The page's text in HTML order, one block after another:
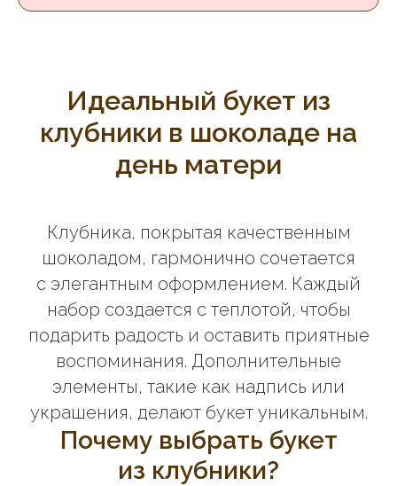
Идеальный букет из
клубники в шоколаде на
день матери
Клубника, покрытая качественным
шоколадом, гармонично сочетается
с элегантным оформлением. Каждый
набор создается с теплотой, чтобы
подарить радость и оставить приятные
воспоминания. Дополнительные
элементы, такие как надпись или
украшения, делают букет уникальным.
Почему выбрать букет
из клубники?